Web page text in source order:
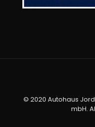
© 2020 Autohaus
mbH.